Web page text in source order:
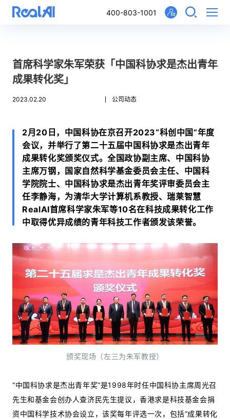
400-803-1001
首席科学家朱军荣获「中国科协求是杰出青年
成果转化奖」
2023.02.20 公司动态
2月20日，中国科协在京召开2023“科创中国”年度
会议，并举行了第二十五届中国科协求是杰出青年
成果转化奖颁奖仪式。全国政协副主席、中国科协
主席万钢，国家自然科学基金委员会主任、中国科
学院院士、中国科协求是杰出青年奖评审委员会主
任李静海，为清华大学计算机系教授、瑞莱智慧
RealAI首席科学家朱军等10名在科技成果转化工作
中取得优异成绩的青年科技工作者颁发该荣誉。
颁奖现场（左三为朱军教授）
“中国科协求是杰出青年奖”是1998年时任中国科协主席周光召
先生和基金会创办人查济民先生提议，香港求是科技基金会捐
资中国科学技术协会设立，该奖每年评选一次，包括“成果转化